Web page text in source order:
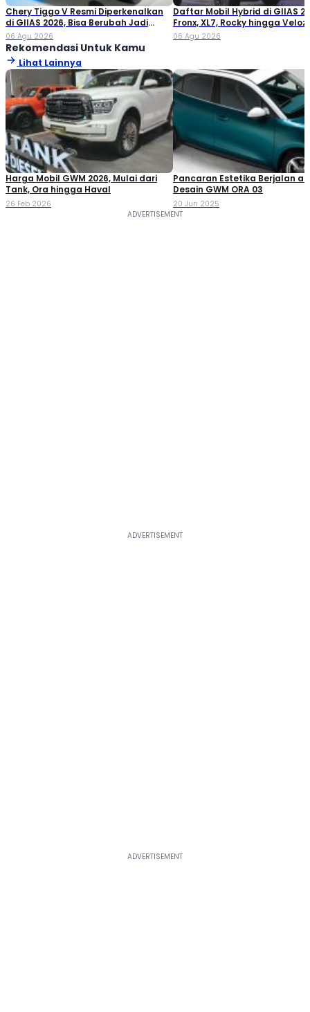
Chery Tiggo V Resmi Diperkenalkan
di GIIAS 2026, Bisa Berubah Jadi
Double Cabin
06 Agu 2026
Daftar Mobil Hybrid di GIIAS
Fronx, XL7, Rocky hingga Veloz!
06 Agu 2026
Rekomendasi Untuk Kamu
Lihat Lainnya
Harga Mobil GWM 2026, Mulai dari
Tank, Ora hingga Haval
26 Feb 2026
Pancaran Estetika Berjalan
Desain GWM ORA 03
20 Jun 2025